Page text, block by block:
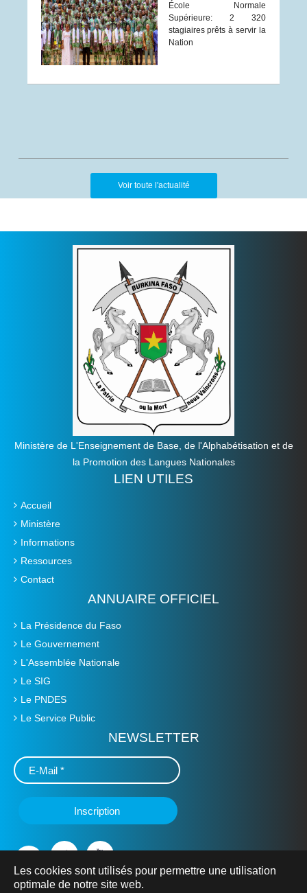
Les cookies sont utilisés pour permettre une utilisation
optimale de notre site web.
École Normale
Supérieure: 2 320
stagiaires prêts à servir la
Nation
Voir toute l'actualité
Ministère de L'Enseignement de Base, de l'Alphabétisation et de
la Promotion des Langues Nationales
LIEN UTILES
Accueil
Ministère
Informations
Ressources
Contact
ANNUAIRE OFFICIEL
La Présidence du Faso
Le Gouvernement
L'Assemblée Nationale
Le SIG
Le PNDES
Le Service Public
NEWSLETTER